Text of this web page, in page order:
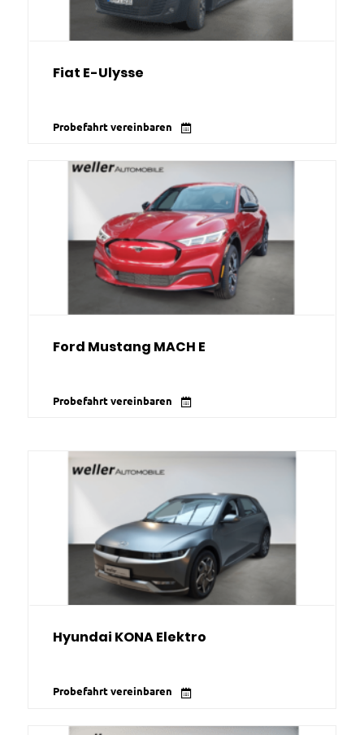
Fiat E-Ulysse
Probefahrt vereinbaren
Ford Mustang MACH E
Probefahrt vereinbaren
Hyundai KONA Elektro
Probefahrt vereinbaren